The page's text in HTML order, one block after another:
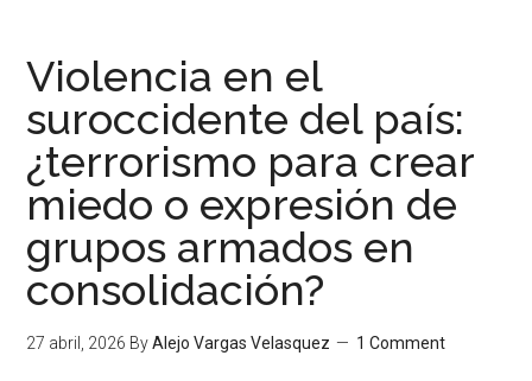
Violencia en el
suroccidente del país:
¿terrorismo para crear
miedo o expresión de
grupos armados en
consolidación?
27 abril, 2026 ByAlejo Vargas Velasquez 1 Comment